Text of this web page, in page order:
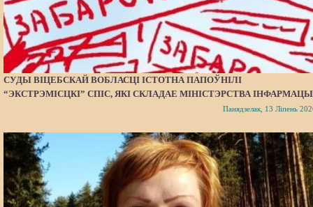
СУДЫ ВІЦЕБСКАЙ ВОБЛАСЦІ ІСТОТНА ПАПОЎНІЛІ
“ЭКСТРЭМІСЦКІ” СПІС, ЯКІ СКЛАДАЕ МІНІСТЭРСТВА
Панядзелак, 13 Ліпень